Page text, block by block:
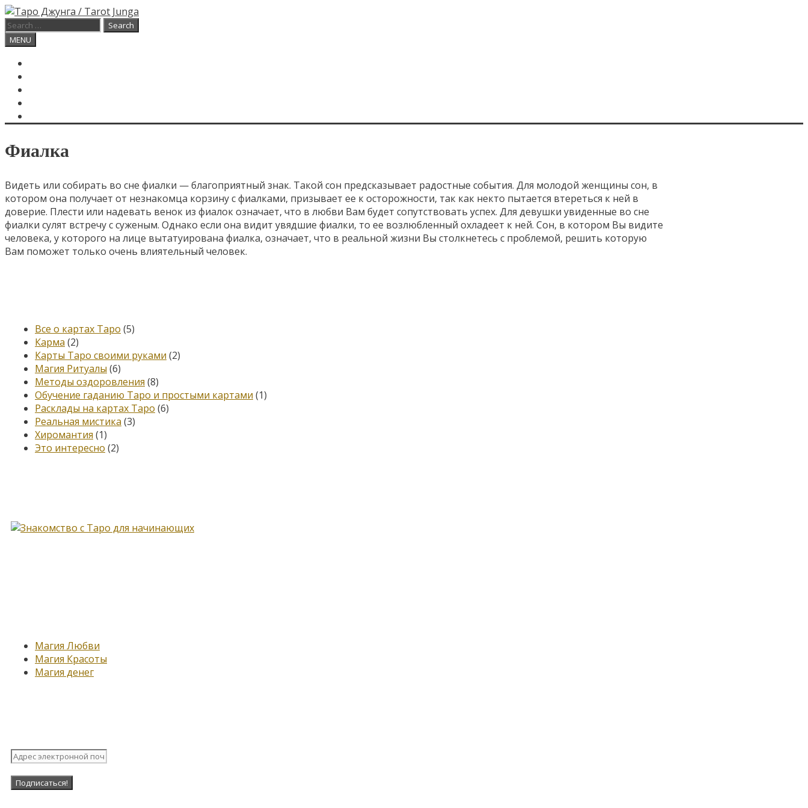
Skip
to
content
Search
for:
Search
MENU
Фиалка
Видеть или собирать во сне фиалки — благоприятный знак. Такой сон предсказывает радостные события. Для молодой женщины сон, в
котором она получает от незнакомца корзину с фиалками, призывает ее к осторожности, так как некто пытается втереться к ней в
доверие. Плести или надевать венок из фиалок означает, что в любви Вам будет сопутствовать успех. Для девушки увиденные во сне
фиалки сулят встречу с суженым. Однако если она видит увядшие фиалки, то ее возлюбленный охладеет к ней. Сон, в котором Вы видите
человека, у которого на лице вытатуирована фиалка, означает, что в реальной жизни Вы столкнетесь с проблемой, решить которую
Вам поможет только очень влиятельный человек.
Все о картах Таро (5)
Карма (2)
Карты Таро своими руками (2)
Магия Ритуалы (6)
Методы оздоровления (8)
Обучение гаданию Таро и простыми картами (1)
Расклады на картах Таро (6)
Реальная мистика (3)
Хиромантия (1)
Это интересно (2)
Магия Любви
Магия Красоты
Магия денег